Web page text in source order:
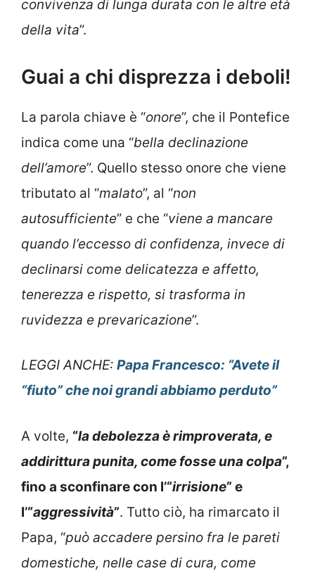
convivenza di lunga durata con le altre età
della vita”.
Guai a chi disprezza i deboli!
La parola chiave è “onore”, che il Pontefice
indica come una “bella declinazione
dell’amore”. Quello stesso onore che viene
tributato al “malato”, al “non
autosufficiente” e che “viene a mancare
quando l’eccesso di confidenza, invece di
declinarsi come delicatezza e affetto,
tenerezza e rispetto, si trasforma in
ruvidezza e prevaricazione”.
LEGGI ANCHE: Papa Francesco: “Avete il
“fiuto” che noi grandi abbiamo perduto”
A volte, “la debolezza è rimproverata, e
addirittura punita, come fosse una colpa”,
fino a sconfinare con l’“irrisione” e
l’“aggressività”. Tutto ciò, ha rimarcato il
Papa, “può accadere persino fra le pareti
domestiche, nelle case di cura, come